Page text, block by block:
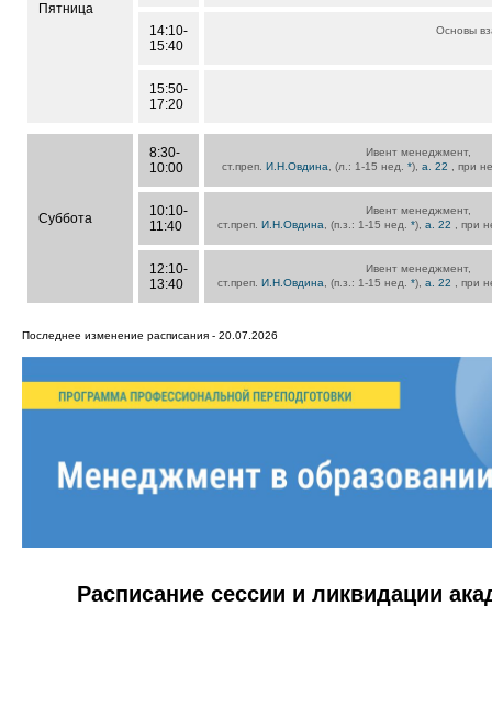
Пятница
14:10-
15:40
Основы
15:50-
17:20
Суббота
8:30-
10:00
Ивент менеджмент,
ст.преп. И.Н.Овдина , (л.: 1-15 нед. *), а. 22 , при
10:10-
11:40
Ивент менеджмент,
ст.преп.И.Н.Овдина , (п.з.: 1-15 нед.*),а. 22 , при
12:10-
13:40
Ивент менеджмент,
ст.преп.И.Н.Овдина , (п.з.: 1-15 нед.*),а. 22 , при
Последнее изменение расписания - 20.07.2026
Расписание сессии и ликвидации